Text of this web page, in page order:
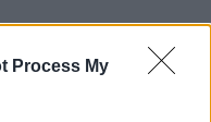
Process My